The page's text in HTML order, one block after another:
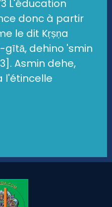
L'éducation
donc à partir
le dit Kṛṣṇa
dehino 'smin
Asmin dehe,
l'étincelle